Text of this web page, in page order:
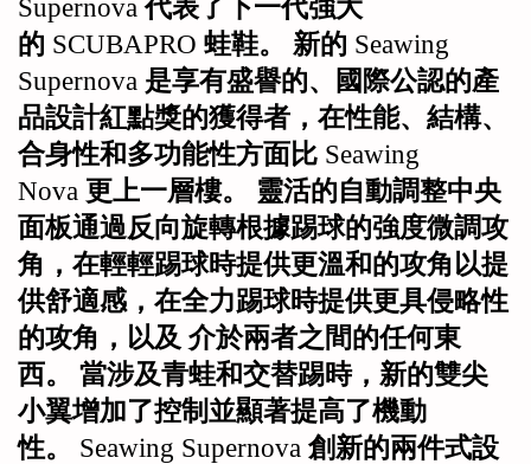
Supernova代表了下一代強大
的 SCUBAPRO 蛙鞋。 新的 Seawing
Supernova 是享有盛譽的、國際公認的產
品設計紅點獎的獲得者，在性能、結構、
合身性和多功能性方面比 Seawing
Nova 更上一層樓。
靈活的自動調整中央
面板通過反向旋轉根據踢球的強度微調攻
角，在輕輕踢球時提供更溫和的攻角以提
供舒適感，在全力踢球時提供更具侵略性
的攻角，以及 介於兩者之間的任何東
西。
當涉及青蛙和交替踢時，新的雙尖
小翼增加了控制並顯著提高了機動
性。
Seawing Supernova 創新的兩件式設